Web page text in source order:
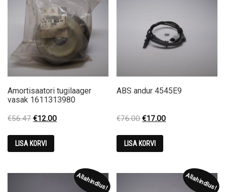
Amortisaatori tugilaager
vasak 1611313980
€56.47 Original
was:
€56.47.
€12.00Current
LISA KORVI
ABS andur 4545E9
€76.00 Original
was:
€76.00.
€17.00Current
LISA KORVI
Allahindlus! Allahindlus!